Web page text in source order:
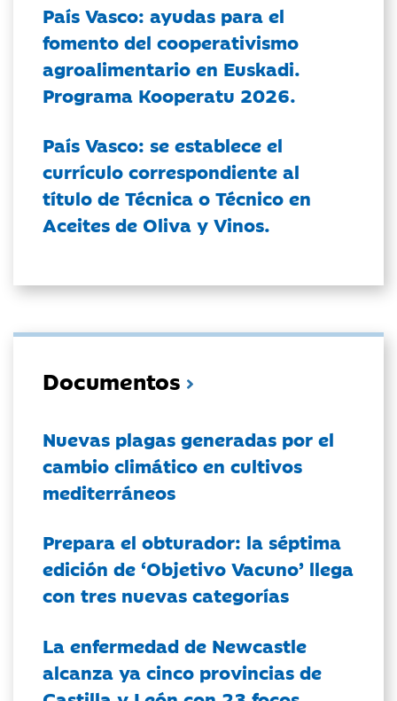
País Vasco: ayudas para el
fomento del cooperativismo
agroalimentario en Euskadi.
Programa Kooperatu 2026.
País Vasco: se establece el
currículo correspondiente al
título de Técnica o Técnico en
Aceites de Oliva y Vinos.
Documentos
Nuevas plagas generadas por el
cambio climático en cultivos
mediterráneos
Prepara el obturador: la séptima
edición de ‘Objetivo Vacuno’ llega
con tres nuevas categorías
La enfermedad de Newcastle
alcanza ya cinco provincias de